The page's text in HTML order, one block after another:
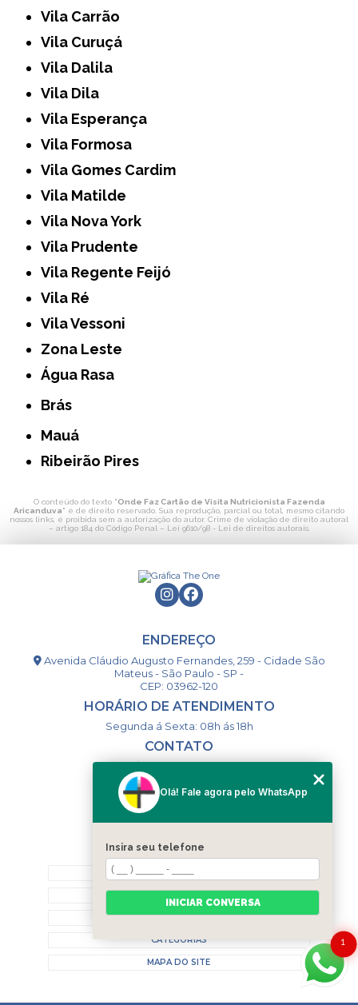
Vila Carrão
Vila Curuçá
Vila Dalila
Vila Dila
Vila Esperança
Vila Formosa
Vila Gomes Cardim
Vila Matilde
Vila Nova York
Vila Prudente
Vila Regente Feijó
Vila Ré
Vila Vessoni
Zona Leste
Água Rasa
Brás
Mauá
Ribeirão Pires
O conteúdo do texto "Onde Faz Cartão de Visita Nutricionista Fazenda
Aricanduva" é de direito reservado. Sua reprodução, parcial ou total, mesmo citando
nossos links, é proibida sem a autorização do autor. Crime de violação de direito autoral
– artigo 184 do Código Penal – Lei 9610/98 - Lei de direitos autorais.
ENDEREÇO
Avenida Cláudio Augusto Fernandes, 259 - Cidade São
Mateus - São Paulo - SP -
CEP: 03962-120
HORÁRIO DE ATENDIMENTO
Segunda á Sexta: 08h ás 18h
CONTATO
(11) 98993-9556
togsm1@gmail.com
MENU
HOME
CONTATO
CATEGORIAS
MAPA DO SITE
1
Olá! Fale agora pelo WhatsApp
Insira seu telefone
INICIAR CONVERSA